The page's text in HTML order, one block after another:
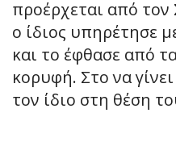
προέρχεται από
ο ίδιος υπηρέτησε
και το έφθασε από
κορυφή. Στο να
τον ίδιο στη θέση